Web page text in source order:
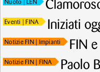
Nuoto | LEN
Eventi | FINA Iniziati
Notizie FIN | Impianti FIN
Notizie FIN | FINA Paolo